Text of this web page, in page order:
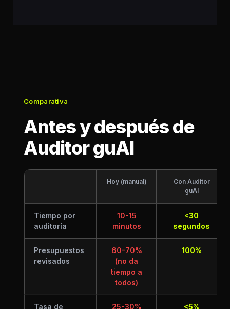
Comparativa
Antes y después de
Auditor guAI
Hoy (manual)
Con Auditor
guAI
Tiempo por
auditoría
10-15
minutos
<30
segundos
Presupuestos
revisados
60-70%
(no da
tiempo a
todos)
100%
Tasa de
25-30% <5%